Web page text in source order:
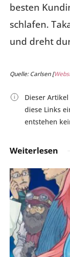
besten
schlafen.
und dreht
Quelle: Carlsen [
Dieser
diese Links
entstehen
Weiterlesen